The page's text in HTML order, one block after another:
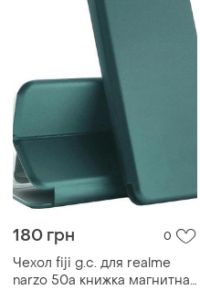
180 грн 0
Чехол fiji g.c. для realme
narzo 50a книжка магнитная